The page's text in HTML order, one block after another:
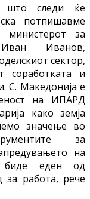
што следи ќе
потпишавме
за
Иванов,
сектор,
соработката и
С. Македонија е
на ИПАРД
како земја
значење во
за
на
биде еден од
за работа, рече